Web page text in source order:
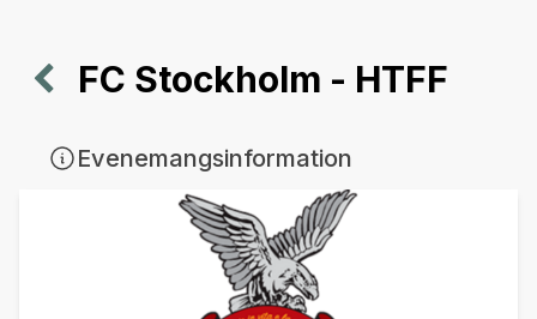
FC Stockholm - HTFF
Evenemangsinformation